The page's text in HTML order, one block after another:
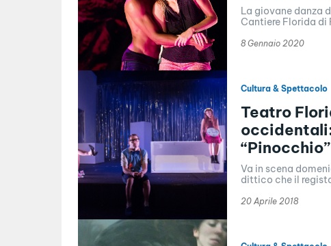
La giovane danza
Cantiere Florida di
8 Gennaio 2020
Cultura & Spettacolo
Teatro
“Pinocchio”
Va in scena
dittico che il
20 Aprile 2018